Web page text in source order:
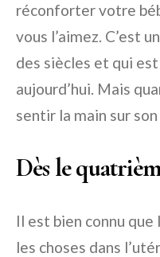
réconforter votre
vous l’aimez. C’est
des siècles et qui
aujourd’hui. Mais
sentir la main sur
Dès le
Il est bien connu
les choses dans